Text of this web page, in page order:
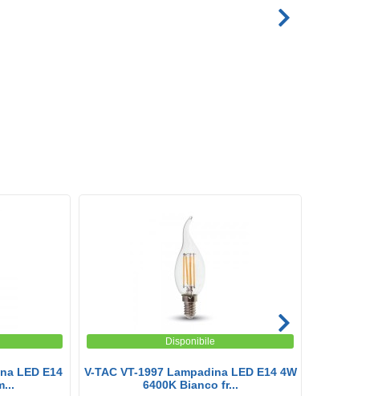
LED E14
Disponibile
V-TAC VT-1997 Lampadina LED E14 4W
6400K Bianco fr...